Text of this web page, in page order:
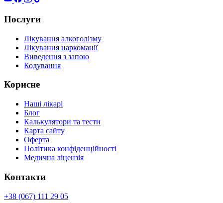
Послуги
Лікування алкоголізму
Лікування наркоманії
Виведення з запою
Кодування
Корисне
Наші лікарі
Блог
Калькулятори та тести
Карта сайту
Оферта
Політика конфіденційності
Медична ліцензія
Контакти
+38 (067) 111 29 05